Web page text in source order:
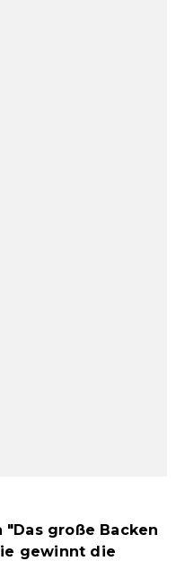
"Das große Backen
gewinnt die